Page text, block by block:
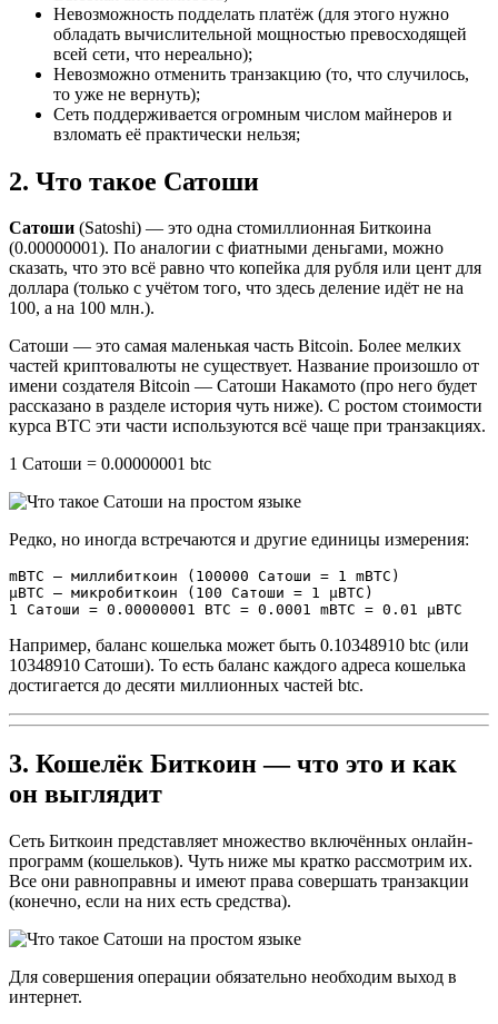
Невозможность подделать платёж (для этого нужно
обладать вычислительной мощностью превосходящей
всей сети, что нереально);
Невозможно отменить транзакцию (то, что случилось,
то уже не вернуть);
Сеть поддерживается огромным числом майнеров и
взломать её практически нельзя;
2. Что такое Сатоши
Сатоши (Satoshi) — это одна стомиллионная Биткоина
(0.00000001). По аналогии с фиатными деньгами, можно
сказать, что это всё равно что копейка для рубля или цент для
доллара (только с учётом того, что здесь деление идёт не на
100, а на 100 млн.).
Сатоши — это самая маленькая часть Bitcoin. Более мелких
частей криптовалюты не существует. Название произошло от
имени создателя Bitcoin — Сатоши Накамото (про него будет
рассказано в разделе история чуть ниже). С ростом стоимости
курса BTC эти части используются всё чаще при транзакциях.
1 Сатоши = 0.00000001 btc
Редко, но иногда встречаются и другие единицы измерения:
mBTC — миллибиткоин (100000 Сатоши = 1 mBTC)
µBTC — микробиткоин (100 Сатоши = 1 µBTC)
1 Сатоши = 0.00000001 BTC = 0.0001 mBTC = 0.01 µBTC
Например, баланс кошелька может быть 0.10348910 btc (или
10348910 Сатоши). То есть баланс каждого адреса кошелька
достигается до десяти миллионных частей btc.
3. Кошелёк Биткоин — что это и как
он выглядит
Сеть Биткоин представляет множество включённых онлайн-
программ (кошельков). Чуть ниже мы кратко рассмотрим их.
Все они равноправны и имеют права совершать транзакции
(конечно, если на них есть средства).
Для совершения операции обязательно необходим выход в
интернет.